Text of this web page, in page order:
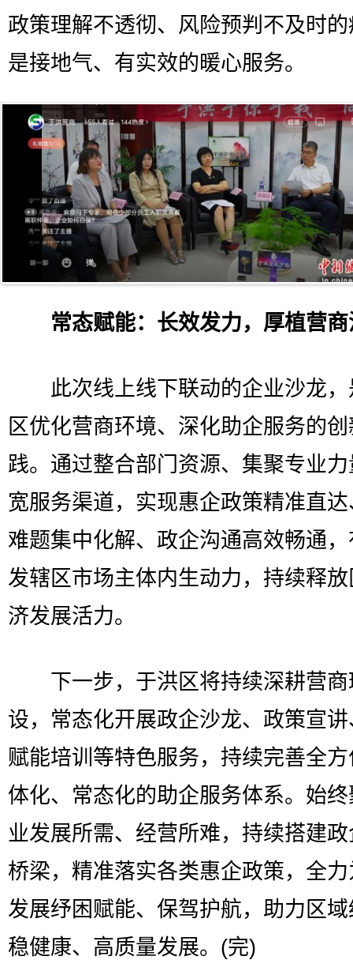
政策理解不透彻、风险预判不及时
是接地气、有实效的暖心服务。
常态赋能：长效发力，厚植营
此次线上线下联动的企业沙龙，
区优化营商环境、深化助企服务的
践。通过整合部门资源、集聚专业
宽服务渠道，实现惠企政策精准直
难题集中化解、政企沟通高效畅通
发辖区市场主体内生动力，持续释
济发展活力。
下一步，于洪区将持续深耕营商
设，常态化开展政企沙龙、政策宣
赋能培训等特色服务，持续完善全
体化、常态化的助企服务体系。始
业发展所需、经营所难，持续搭建
桥梁，精准落实各类惠企政策，全
发展纾困赋能、保驾护航，助力区
稳健康、高质量发展。(完)